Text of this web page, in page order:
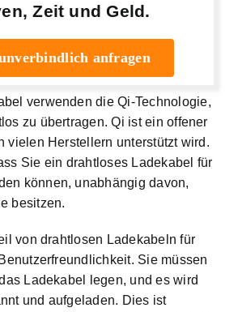
Zeit und Geld.
anfragen
verwenden die Qi-Technologie,
zu übertragen. Qi ist ein offener
vielen Herstellern unterstützt wird.
Sie ein drahtloses Ladekabel für
können, unabhängig davon,
besitzen.
von drahtlosen Ladekabeln für
Sie müssen
Ladekabel legen, und es wird
und aufgeladen. Dies ist